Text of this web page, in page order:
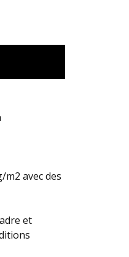
avec des
et